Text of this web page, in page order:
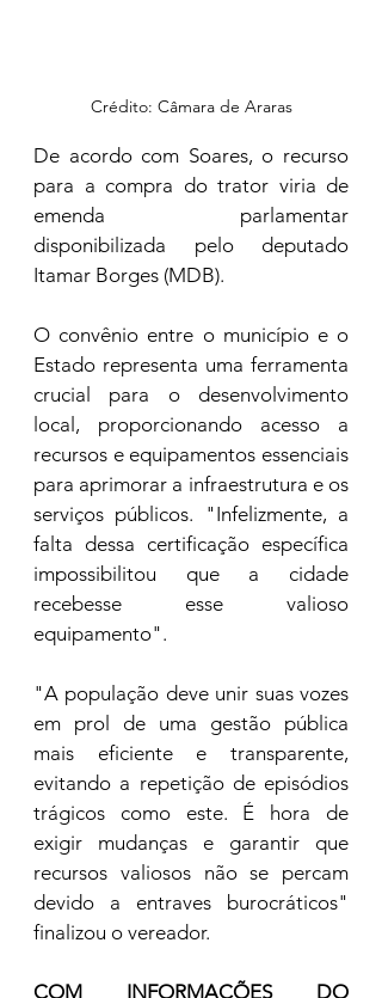
Crédito: Câmara de Araras
De acordo com Soares, o recurso
para a compra do trator viria de
emenda parlamentar
disponibilizada pelo deputado
Itamar Borges (MDB).
O convênio entre o município e o
Estado representa uma ferramenta
crucial para o desenvolvimento
local, proporcionando acesso a
recursos e equipamentos essenciais
para aprimorar a infraestrutura e os
serviços públicos. "Infelizmente, a
falta dessa certificação específica
impossibilitou que a cidade
recebesse esse valioso
equipamento".
"A população deve unir suas vozes
em prol de uma gestão pública
mais eficiente e transparente,
evitando a repetição de episódios
trágicos como este. É hora de
exigir mudanças e garantir que
recursos valiosos não se percam
devido a entraves burocráticos"
finalizou o vereador.
COM INFORMAÇÕES DO